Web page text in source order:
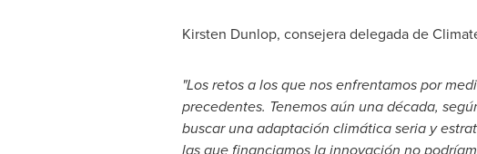
Kirsten Dunlop, consejera delegada de
"Los retos a los que nos enfrentamos por
precedentes. Tenemos aún una década,
buscar una adaptación climática seria y